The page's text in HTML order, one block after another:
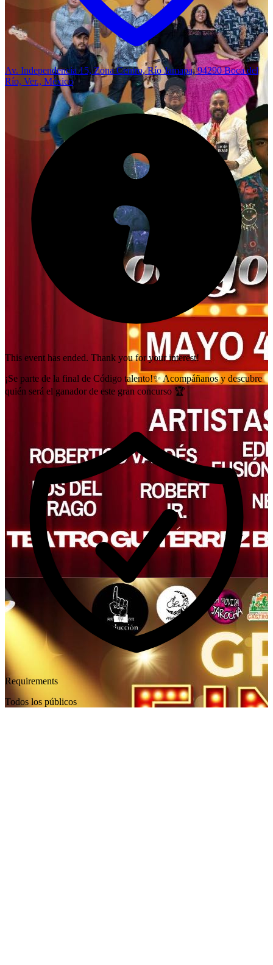
Av. Independencia 15, Zona Centro, Río Jamapa, 94290 Boca del
Río, Ver., México
This event has ended. Thank you for your interest!
¡Se parte de la final de Código talento!✨ Acompáñanos y descubre
quién será el ganador de este gran concurso 🏆
Requirements
Todos los públicos